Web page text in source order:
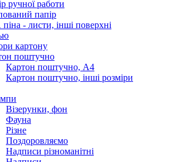
ручної работи
папір
- листи, інші поверхні
картону
поштучно
Картон поштучно, А4
Картон поштучно, інші розміри
Візерунки, фон
Фауна
Різне
Поздоровляємо
Надписи різноманітні